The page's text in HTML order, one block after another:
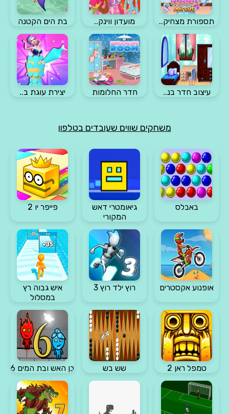
תספורת מצחיק.. מועדון ווינק.. בת הים הקטנה
עיצוב חדר בנ.. חדר החלומות יצירת עוגת ב..
משחקים שווים שעובדים בטלפון
באבלס
גיאומטרי דאש
המקורי
פייפר יו 2
אופנוע אקסטרים רוץ ילד רוץ 3
איש גבוה רץ
במסלול
טמפל ראן 2 שש בש בן האש ובת המים 6